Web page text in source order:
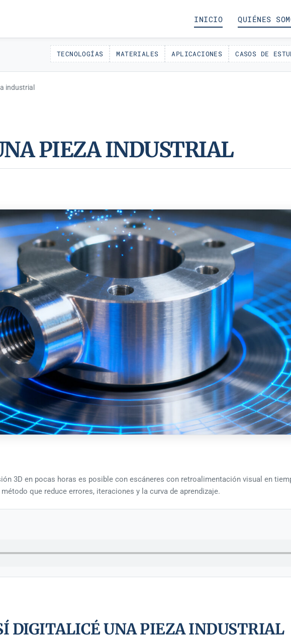
INICIO QUIÉNES
TECNOLOGÍAS MATERIALES APLICACIONES CASOS DE
industrial
PIEZA INDUSTRIAL
3D en pocas horas es posible con escáneres con retroalimentación visual en
que reduce errores, iteraciones y la curva de aprendizaje.
DIGITALICÉ UNA PIEZA INDUSTRIAL